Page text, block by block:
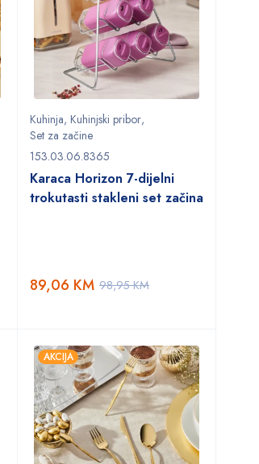
Kuhinja, Kuhinjski pribor,
Set za začine
153.03.06.8365
Karaca Horizon 7-dijelni
trokutasti stakleni set začina
98,95KM
89,06 KM
AKCIJA